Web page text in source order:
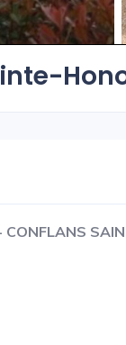
CONFLANS